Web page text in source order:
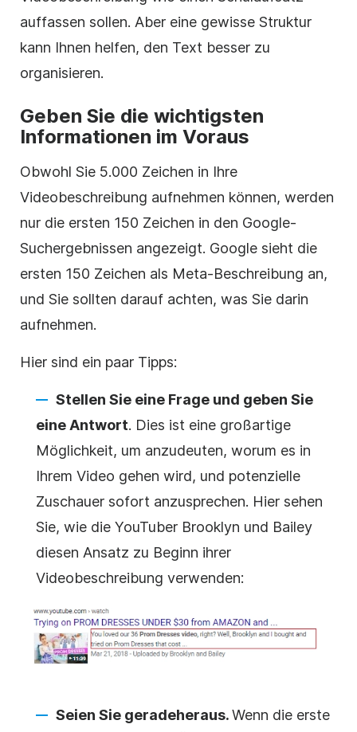
auffassen sollen. Aber eine gewisse Struktur
kann Ihnen helfen, den Text besser zu
organisieren.
Geben Sie die wichtigsten
Informationen im Voraus
Obwohl Sie 5.000 Zeichen in Ihre
Videobeschreibung aufnehmen können, werden
nur die ersten 150 Zeichen in den Google-
Suchergebnissen angezeigt. Google sieht die
ersten 150 Zeichen als Meta-Beschreibung an,
und Sie sollten darauf achten, was Sie darin
aufnehmen.
Hier sind ein paar Tipps:
Stellen Sie eine Frage und geben Sie
eine Antwort. Dies ist eine großartige
Möglichkeit, um anzudeuten, worum es in
Ihrem Video gehen wird, und potenzielle
Zuschauer sofort anzusprechen. Hier sehen
Sie, wie die YouTuber Brooklyn und Bailey
diesen Ansatz zu Beginn ihrer
Videobeschreibung verwenden:
Seien Sie geradeheraus.Wenn die erste